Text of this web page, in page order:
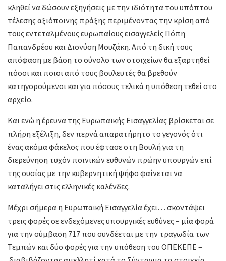
κληθεί να δώσουν εξηγήσεις με την ιδιότητα του υπόπτου
τέλεσης αξιόποινης πράξης περιμένοντας την κρίση από
τους εντεταλμένους ευρωπαίους εισαγγελείς Πόπη
Παπανδρέου και Διονύση Μουζάκη. Από τη δική τους
απόφαση με βάση το σύνολο των στοιχείων θα εξαρτηθεί
πόσοι και ποιοι από τους βουλευτές θα βρεθούν
κατηγορούμενοι και για πόσους τελικά η υπόθεση τεθεί στο
αρχείο.
Και ενώ η έρευνα της Ευρωπαϊκής Εισαγγελίας βρίσκεται σε
πλήρη εξέλιξη, δεν περνά απαρατήρητο το γεγονός ότι
ένας ακόμα φάκελος που έφτασε στη Βουλή για τη
διερεύνηση τυχόν ποινικών ευθυνών πρώην υπουργών επί
της ουσίας με την κυβερνητική ψήφο φαίνεται να
καταλήγει στις ελληνικές καλένδες.
Μέχρι σήμερα η Ευρωπαϊκή Εισαγγελία έχει… σκοντάψει
τρεις φορές σε ενδεχόμενες υπουργικές ευθύνες – μία φορά
για την σύμβαση 717 που συνδέεται με την τραγωδία των
Τεμπών και δύο φορές για την υπόθεση του ΟΠΕΚΕΠΕ –